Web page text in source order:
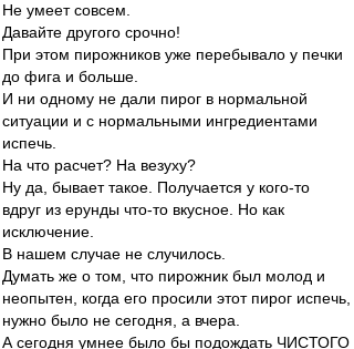
Не умеет совсем.
Давайте другого срочно!
При этом пирожников уже перебывало у печки
до фига и больше.
И ни одному не дали пирог в нормальной
ситуации и с нормальными ингредиентами
испечь.
На что расчет? На везуху?
Ну да, бывает такое. Получается у кого-то
вдруг из ерунды что-то вкусное. Но как
исключение.
В нашем случае не случилось.
Думать же о том, что пирожник был молод и
неопытен, когда его просили этот пирог испечь,
нужно было не сегодня, а вчера.
А сегодня умнее было бы подождать ЧИСТОГО